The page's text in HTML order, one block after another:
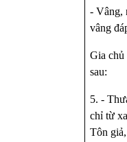
- Vâng,
vâng
Gia chủ
sau:
5. -
chỉ từ
Tôn